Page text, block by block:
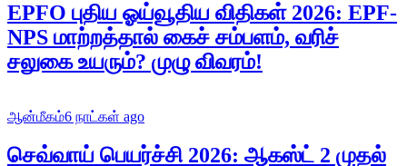
EPFO புதிய ஓய்வூதிய விதிகள் 2026: EPF-
NPS மாற்றத்தால் கைச் சம்பளம், வரிச்
சலுகை உயரும்? முழு விவரம்!
ஆன்மீகம்6 நாட்கள் ago
செவ்வாய் பெயர்ச்சி 2026: ஆகஸ்ட் 2 முதல்